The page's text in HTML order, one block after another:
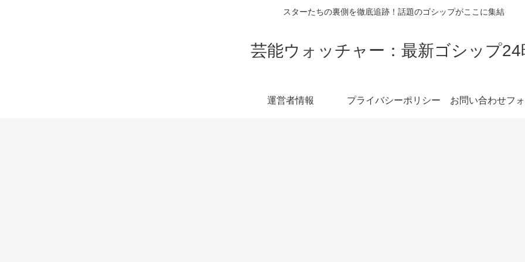
スターたちの裏側を徹底追跡！話題のゴシップがここに集結
芸能ウォッチャー：最新ゴシップ24
運営者情報 プライバシーポリシー お問い合わせフ